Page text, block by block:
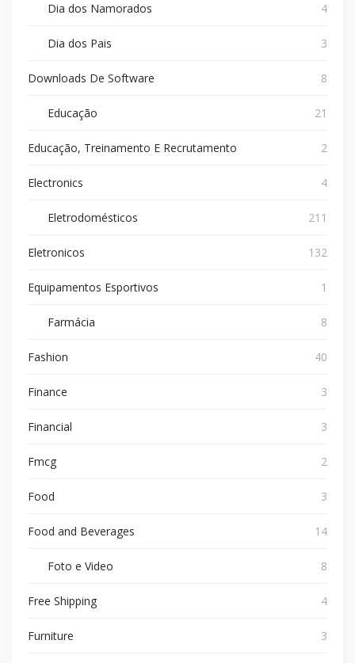
Dia dos Namorados 4
Dia dos Pais 3
Downloads De Software 8
Educação 21
Educação, Treinamento E Recrutamento 2
Electronics 4
Eletrodomésticos 211
Eletronicos 132
Equipamentos Esportivos 1
Farmácia 8
Fashion 40
Finance 3
Financial 3
Fmcg 2
Food 3
Food and Beverages 14
Foto e Video 8
Free Shipping 4
Furniture 3